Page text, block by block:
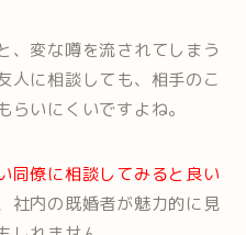
、変な噂を流されてしまう
人に相談しても、相手のこ
いにくいですよね。
同僚に相談してみると良い
社内の既婚者が魅力的に見